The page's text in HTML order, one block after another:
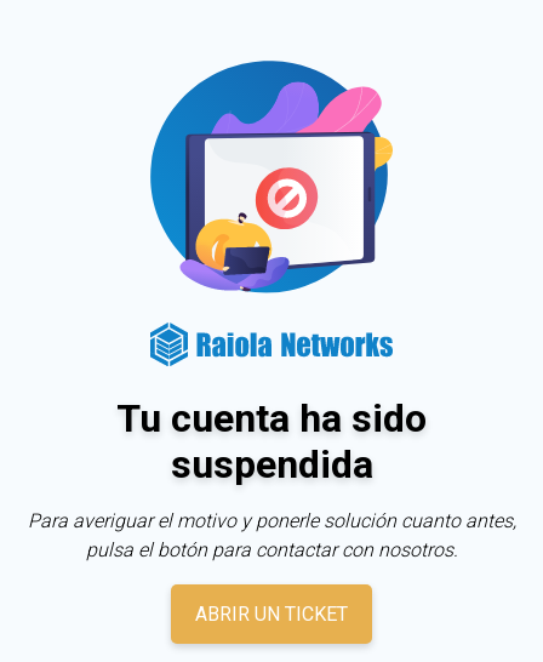
Tu cuenta ha sido
suspendida
Para averiguar el motivo y ponerle solución cuanto antes,
pulsa el botón para contactar con nosotros.
ABRIR UN TICKET